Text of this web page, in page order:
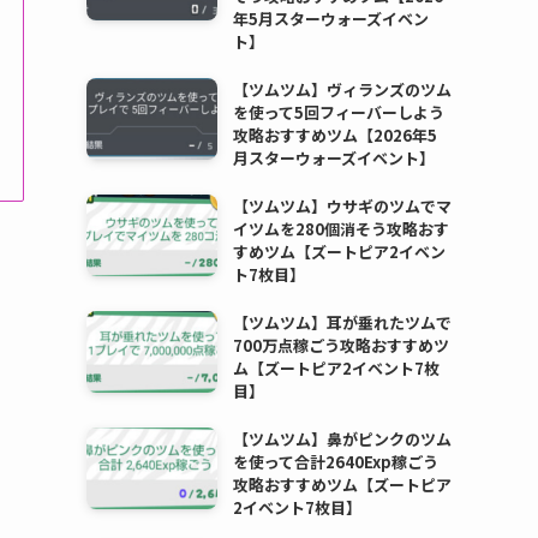
年5月スターウォーズイベン
ト】
【ツムツム】ヴィランズのツム
を使って5回フィーバーしよう
攻略おすすめツム【2026年5
月スターウォーズイベント】
【ツムツム】ウサギのツムでマ
イツムを280個消そう攻略おす
すめツム【ズートピア2イベン
ト7枚目】
【ツムツム】耳が垂れたツムで
700万点稼ごう攻略おすすめツ
ム【ズートピア2イベント7枚
目】
【ツムツム】鼻がピンクのツム
を使って合計2640Exp稼ごう
攻略おすすめツム【ズートピア
2イベント7枚目】